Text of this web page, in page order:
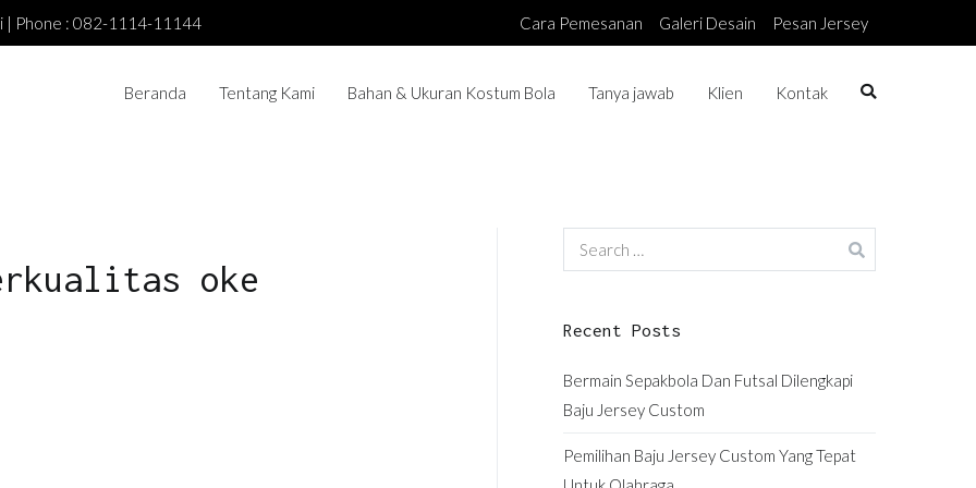
| Phone : 082-1114-11144 Cara Pemesanan Galeri Desain Pesan Jersey
Beranda Tentang Kami Bahan & Ukuran Kostum Bola Tanya jawab Klien Kontak
oke
Search
for:
Recent Posts
Bermain Sepakbola Dan Futsal Dilengkapi
Baju Jersey Custom
Pemilihan Baju Jersey Custom Yang Tepat